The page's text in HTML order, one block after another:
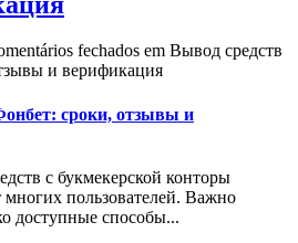
fechados em Вывод средств
и верификация
сроки, отзывы и
с букмекерской конторы
многих пользователей. Важно
доступные способы...